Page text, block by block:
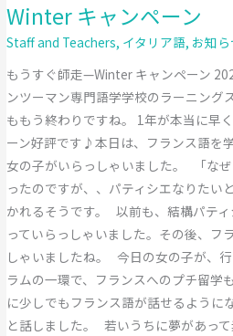
Winter キャンペーン
Staff and Teachers, イタリア語, お知ら
もうすぐ師走—Winter キャンペーン
ンツーマン専門語学学校のラーニング
ももう終わりですね。 1年が本当に早
ーン好評です♪本日は、フランス語を
女の子がいらっしゃいました。 「な
ったのですが、、パティシエなりたい
かれるそうです。 以前も、結構パテ
っていらっしゃいました。その後、フ
しゃいましたね。 今日の女の子が、
ラムの一環で、フランスへのプチ留学
に少しでもフランス語が話せるように
と話しました。 若いうちに夢があっ